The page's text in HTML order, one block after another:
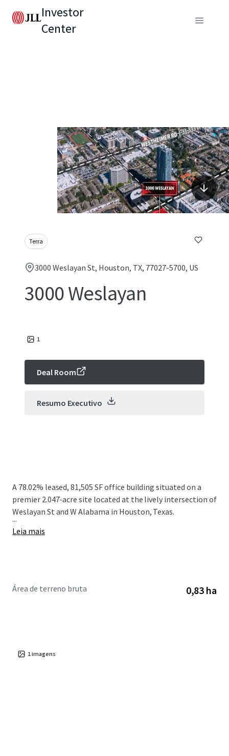
Investor
Center
Terra
3000 Weslayan St, Houston, TX, 77027-5700, US
3000 Weslayan
1
Deal Room
Resumo Executivo
A 78.02% leased, 81,505 SF office building situated on a
premier 2.047-acre site located at the lively intersection of
Weslayan St and W Alabama in Houston, Texas.
...
Leia mais
Área de terreno bruta 0,83 ha
1imagens